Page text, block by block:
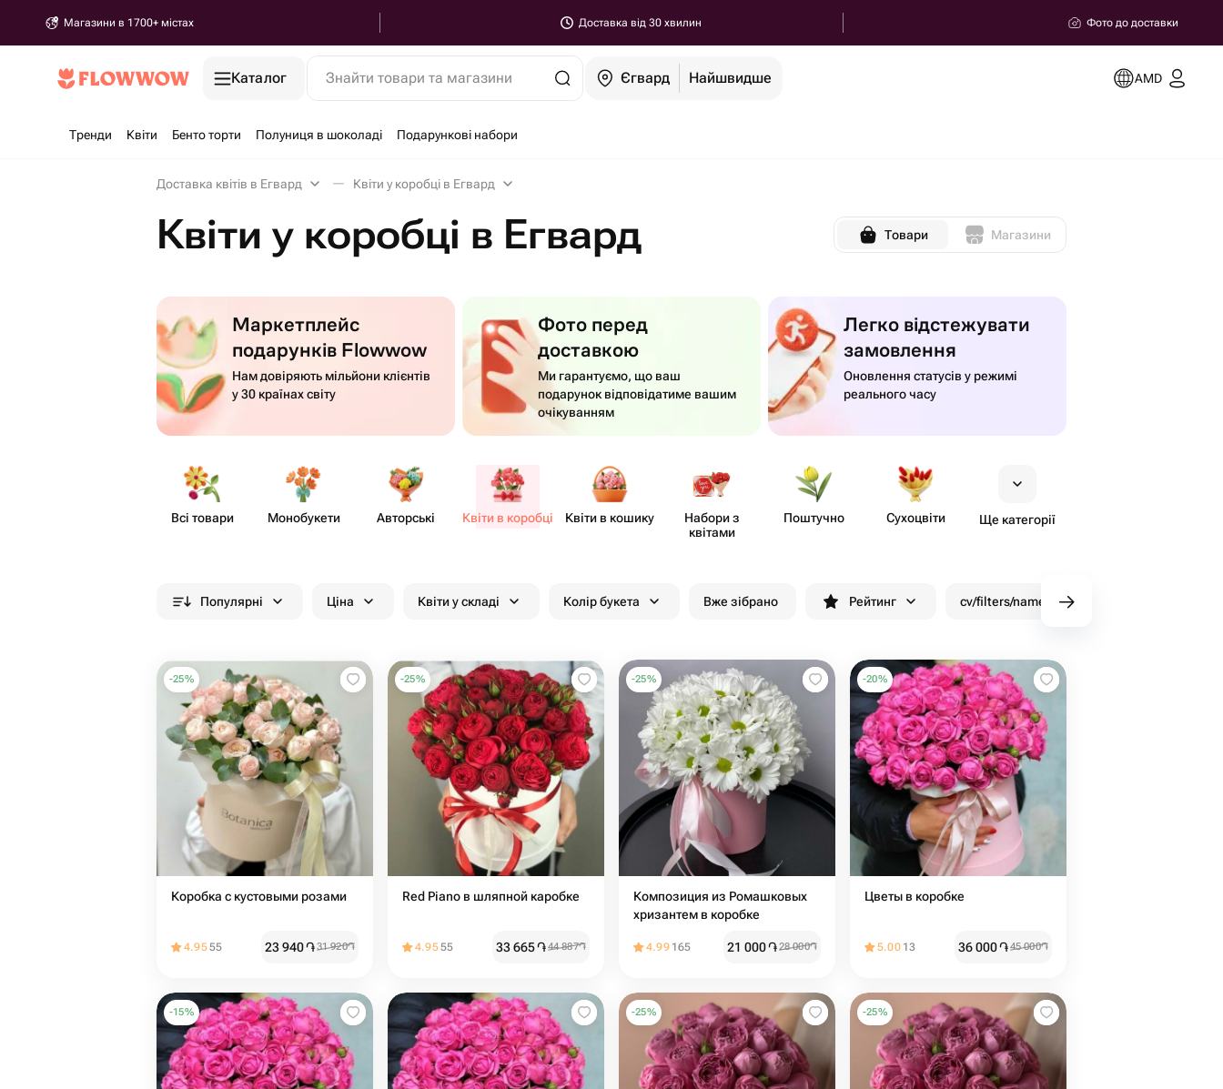
Магазини в 1700+ містах Доставка від 30 хвилин Фото до доставки
Каталог Знайти товари та магазини Єгвард Найшвидше AMD
Тренди Квіти Бенто торти Полуниця в шоколаді Подарункові набори
Доставка квітів в Егвард Квіти у коробці в Егвард
Квіти у коробці в Егвард Товари Магазини
Маркетплейс
подарунків Flowwow
Нам довіряють мільйони клієнтів
у 30 країнах світу
Фото перед
доставкою
Ми гарантуємо, що ваш
подарунок відповідатиме вашим
очікуванням
Легко відстежувати
замовлення
Оновлення статусів у режимі
реального часу
Всі товари Моно​букети Авторські Квіти в коробці Квіти в кошику
Набори з
квітами
Поштучно Сухоцвіти Ще категорії
Популярні Ціна Квіти у складі Колір букета Вже зібрано Рейтинг cv/filters/name_fast_delivery
-25%
Коробка с кустовыми розами
4.9555 23 940֏31 920֏
-25%
Red Piano в шляпной каробке
4.9555 33 665֏44 887֏
-25%
Композиция из Ромашковых
хризантем в коробке
4.99 165 21 000֏28 000֏
-20%
Цветы в коробке
5.00 13 36 000֏45 000֏
-15% -25% -25%